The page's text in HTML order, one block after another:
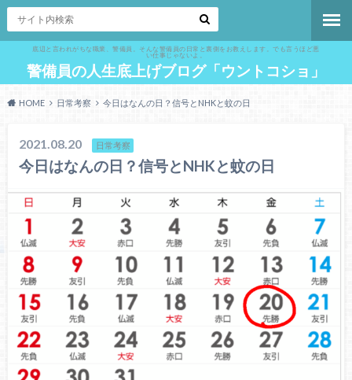
底辺と言われがちな職業、警備員。そんな警備員の日常と裏側をお教えします。でも言うほど悪
い仕事じゃないよ。
警備員の人生底上げブログ「ウントコショ」
HOME 日常考察 今日はなんの日？信号とNHKと蚊の日
2021.08.20 日常考察
今日はなんの日？信号とNHKと蚊の日